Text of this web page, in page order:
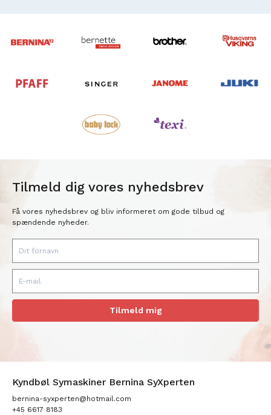
Tilmeld dig vores nyhedsbrev
Få vores nyhedsbrev og bliv informeret om gode tilbud og
spændende nyheder.
Tilmeld mig
Kyndbøl Symaskiner Bernina SyXperten
bernina-syxperten@hotmail.com
+45 6617 8183